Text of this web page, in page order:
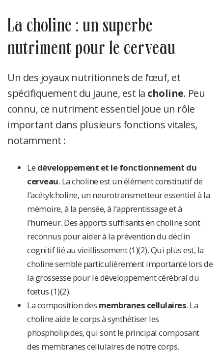
la choline : un superbe
nutriment pour le cerveau
Un des joyaux nutritionnels de l’œuf, et
spécifiquement du jaune, est la choline. Peu
connu, ce nutriment essentiel joue un rôle
important dans plusieurs fonctions vitales,
notamment :
Le développement et le fonctionnement du
cerveau. La choline est un élément constitutif de
l’acétylcholine, un neurotransmetteur essentiel à la
mémoire, à la pensée, à l’apprentissage et à
l’humeur. Des apports suffisants en choline sont
reconnus pour aider à la prévention du déclin
cognitif lié au vieillissement (1)(2). Qui plus est, la
choline semble particulièrement importante lors de
la grossesse pour le développement cérébral du
fœtus (1)(2).
La composition des membranes cellulaires. La
choline aide le corps à synthétiser les
phospholipides, qui sont le principal composant
des membranes cellulaires de notre corps.